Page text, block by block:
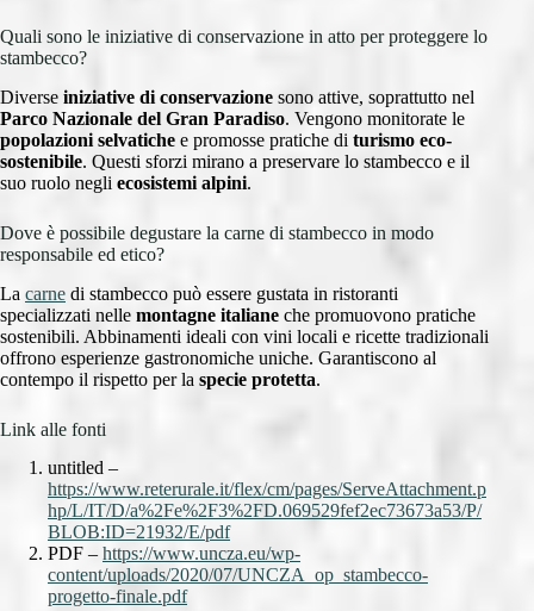
Quali sono le iniziative di conservazione in atto per proteggere lo
stambecco?
Diverse iniziative di conservazione sono attive, soprattutto nel
Parco Nazionale del Gran Paradiso. Vengono monitorate le
popolazioni selvatiche e promosse pratiche di turismo eco-
sostenibile. Questi sforzi mirano a preservare lo stambecco e il
suo ruolo negli ecosistemi alpini.
Dove è possibile degustare la carne di stambecco in modo
responsabile ed etico?
La carne di stambecco può essere gustata in ristoranti
specializzati nelle montagne italiane che promuovono pratiche
sostenibili. Abbinamenti ideali con vini locali e ricette tradizionali
offrono esperienze gastronomiche uniche. Garantiscono al
contempo il rispetto per la specie protetta.
Link alle fonti
untitled –
https://www.reterurale.it/flex/cm/pages/ServeAttachment.p
hp/L/IT/D/a%2Fe%2F3%2FD.069529fef2ec73673a53/P/
BLOB:ID=21932/E/pdf
PDF –https://www.uncza.eu/wp-
content/uploads/2020/07/UNCZA_op_stambecco-
progetto-finale.pdf